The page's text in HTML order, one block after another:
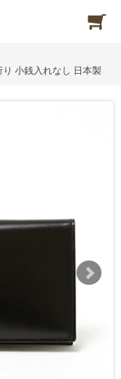
小銭入れなし 日本製